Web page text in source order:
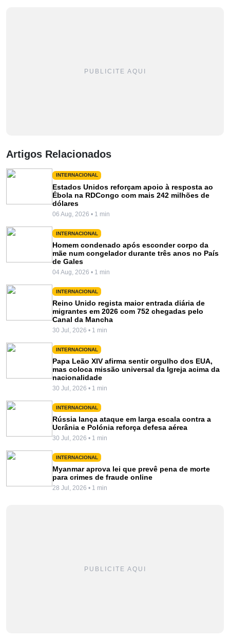
PUBLICITE AQUI
Artigos Relacionados
INTERNACIONAL
Estados Unidos reforçam apoio à resposta ao
Ébola na RDCongo com mais 242 milhões de
dólares
06 Aug, 2026 • 1 min
INTERNACIONAL
Homem condenado após esconder corpo da
mãe num congelador durante três anos no País
de Gales
04 Aug, 2026 • 1 min
INTERNACIONAL
Reino Unido regista maior entrada diária de
migrantes em 2026 com 752 chegadas pelo
Canal da Mancha
30 Jul, 2026 • 1 min
INTERNACIONAL
Papa Leão XIV afirma sentir orgulho dos EUA,
mas coloca missão universal da Igreja acima da
nacionalidade
30 Jul, 2026 • 1 min
INTERNACIONAL
Rússia lança ataque em larga escala contra a
Ucrânia e Polónia reforça defesa aérea
30 Jul, 2026 • 1 min
INTERNACIONAL
Myanmar aprova lei que prevê pena de morte
para crimes de fraude online
28 Jul, 2026 • 1 min
PUBLICITE AQUI